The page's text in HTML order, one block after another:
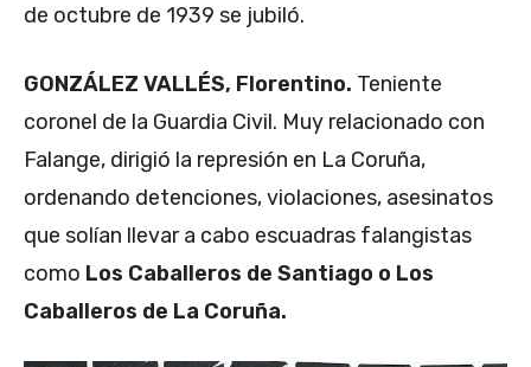
de octubre de 1939 se jubiló.
GONZÁLEZ VALLÉS, Florentino. Teniente
coronel de la Guardia Civil. Muy relacionado con
Falange, dirigió la represión en La Coruña,
ordenando detenciones, violaciones, asesinatos
que solían llevar a cabo escuadras falangistas
como Los Caballeros de Santiago o Los
Caballeros de La Coruña.